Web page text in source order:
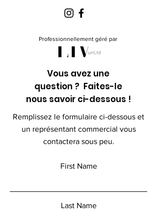
Professionnellement géré par
Vous avez une
question ? Faites-le
nous savoir ci-dessous !
Remplissez le formulaire ci-dessous et
un représentant commercial vous
contactera sous peu.
First Name
Last Name